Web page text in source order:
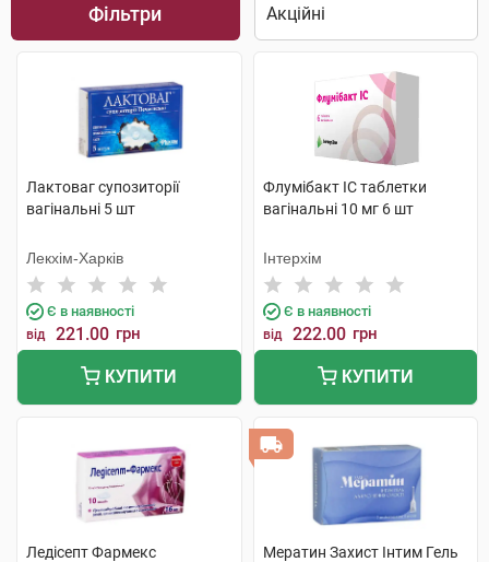
Фільтри
Лактоваг супозиторії
вагінальні 5 шт
Лекхім-Харків
Є в наявності
від 221.00 грн
КУПИТИ
Флумібакт IC таблетки
вагінальні 10 мг 6 шт
Інтерхім
Є в наявності
від 222.00 грн
КУПИТИ
Ледісепт Фармекс
Мератин Захист Інтим Гель